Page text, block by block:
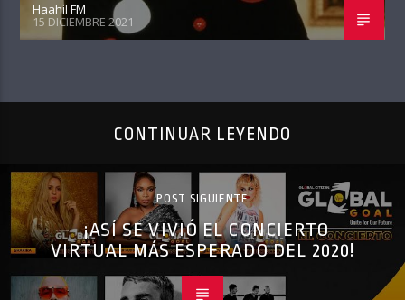
Haahil FM
15 DICIEMBRE 2021
CONTINUAR LEYENDO
POST SIGUIENTE
¡ASÍ SE VIVIÓ EL CONCIERTO
VIRTUAL MÁS ESPERADO DEL 2020!